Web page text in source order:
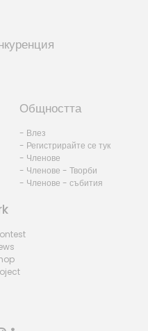
Общността
- Влез
- Регистрирайте се тук
- Членове
- Членове - Творби
- Членове - събития